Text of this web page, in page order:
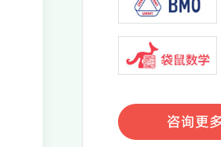
咨询更